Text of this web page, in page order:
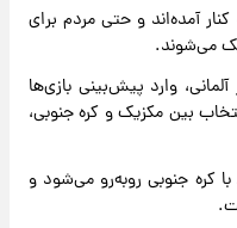
آمده‌اند و حتی مردم برای
می‌شوند.
وارد پیش‌بینی بازی‌ها
بین مکزیک و کره جنوبی،
مکزیک در دومین دیدار خود در گروه A با کره جنوبی روبه‌رو می‌شود و